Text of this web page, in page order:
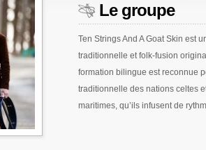
Le groupe
Ten Strings And A Goat Skin est
traditionnelle et folk-fusion
formation bilingue est reconnue
traditionnelle des nations celtes
maritimes, qu’ils infusent de